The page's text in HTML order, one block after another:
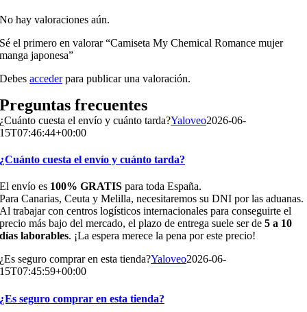
No hay valoraciones aún.
Sé el primero en valorar “Camiseta My Chemical Romance mujer
manga japonesa”
Debesaccederpara publicar una valoración.
Preguntas frecuentes
¿Cuánto cuesta el envío y cuánto tarda?Yaloveo2026-06-
15T07:46:44+00:00
¿Cuánto cuesta el envío y cuánto tarda?
El envío es 100% GRATIS para toda España.
Para Canarias, Ceuta y Melilla, necesitaremos su DNI por las aduanas.
Al trabajar con centros logísticos internacionales para conseguirte el
precio más bajo del mercado, el plazo de entrega suele ser de5 a 10
días laborables. ¡La espera merece la pena por este precio!
¿Es seguro comprar en esta tienda?Yaloveo2026-06-
15T07:45:59+00:00
¿Es seguro comprar en esta tienda?